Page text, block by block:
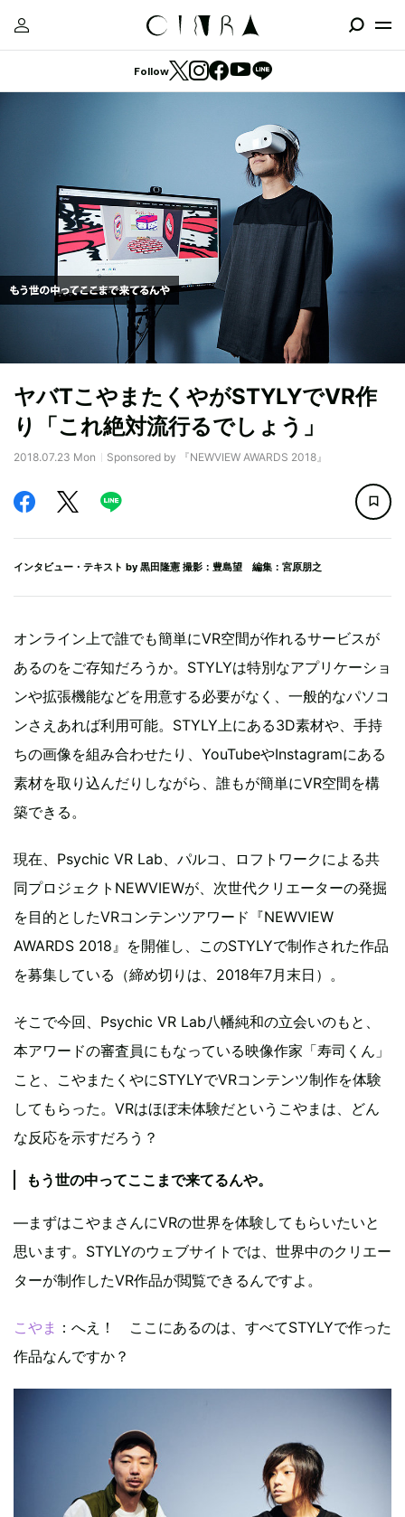
Follow
ヤバTこやまたくやがSTYLYでVR作
り「これ絶対流行るでしょう」
2018.07.23 Mon Sponsored by 『NEWVIEW AWARDS 2018』
インタビュー・テキスト by 黒田隆憲 撮影：豊島望 編集：宮原朋之
オンライン上で誰でも簡単にVR空間が作れるサービスが
あるのをご存知だろうか。STYLYは特別なアプリケーショ
ンや拡張機能などを用意する必要がなく、一般的なパソコ
ンさえあれば利用可能。STYLY上にある3D素材や、手持
ちの画像を組み合わせたり、YouTubeやInstagramにある
素材を取り込んだりしながら、誰もが簡単にVR空間を構
築できる。
現在、Psychic VR Lab、パルコ、ロフトワークによる共
同プロジェクトNEWVIEWが、次世代クリエーターの発掘
を目的としたVRコンテンツアワード『NEWVIEW
AWARDS 2018』を開催し、このSTYLYで制作された作品
を募集している（締め切りは、2018年7月末日）。
そこで今回、Psychic VR Lab八幡純和の立会いのもと、
本アワードの審査員にもなっている映像作家「寿司くん」
こと、こやまたくやにSTYLYでVRコンテンツ制作を体験
してもらった。VRはほぼ未体験だというこやまは、どん
な反応を示すだろう？
もう世の中ってここまで来てるんや。
—まずはこやまさんにVRの世界を体験してもらいたいと
思います。STYLYのウェブサイトでは、世界中のクリエー
ターが制作したVR作品が閲覧できるんですよ。
こやま ：へえ！ ここにあるのは、すべてSTYLYで作った
作品なんですか？